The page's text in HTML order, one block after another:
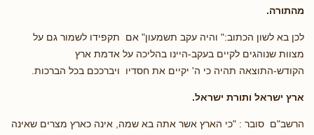
מהתורה.
לכן בא לשון הכתוב:" והיה עקב תשמעון" אם תקפידו לשמור גם על
מצוות שנוהגים לקיים בעקב-היינו בהליכה על אדמת ארץ
הקודש-התוצאה תהיה כי ה' יקיים את חסדיו ויברככם בכל הברכות.
ארץ ישראל ותורת ישראל.
הרשב"ם סובר : "כי הארץ אשר אתה בא שמה, אינה כארץ מצרים שאינה